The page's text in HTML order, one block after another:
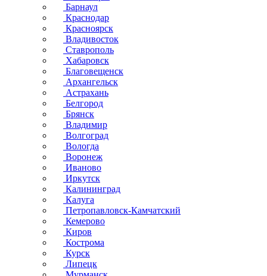
Барнаул
Краснодар
Красноярск
Владивосток
Ставрополь
Хабаровск
Благовещенск
Архангельск
Астрахань
Белгород
Брянск
Владимир
Волгоград
Вологда
Воронеж
Иваново
Иркутск
Калининград
Калуга
Петропавловск-Камчатский
Кемерово
Киров
Кострома
Курск
Липецк